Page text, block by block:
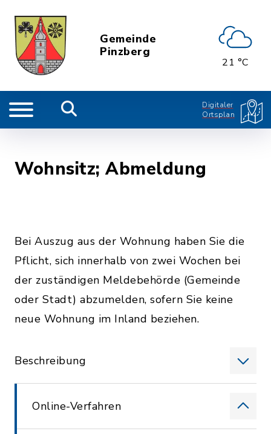
Gemeinde
Pinzberg
21 °C
Digitaler
Ortsplan
Wohnsitz; Abmeldung
Bei Auszug aus der Wohnung haben Sie die
Pflicht, sich innerhalb von zwei Wochen bei
der zuständigen Meldebehörde (Gemeinde
oder Stadt) abzumelden, sofern Sie keine
neue Wohnung im Inland beziehen.
Beschreibung
Online-Verfahren